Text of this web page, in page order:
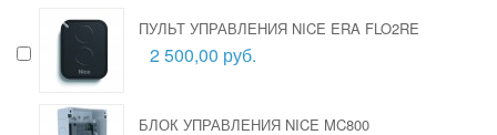
ПУЛЬТ УПРАВЛЕНИЯ NICE ERA FLO2RE
2 500,00 руб.
БЛОК УПРАВЛЕНИЯ NICE MC800